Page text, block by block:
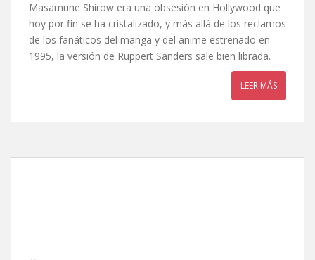
Masamune Shirow era una obsesión en Hollywood que
hoy por fin se ha cristalizado, y más allá de los reclamos
de los fanáticos del manga y del anime estrenado en
1995, la versión de Ruppert Sanders sale bien librada.
LEER MÁS